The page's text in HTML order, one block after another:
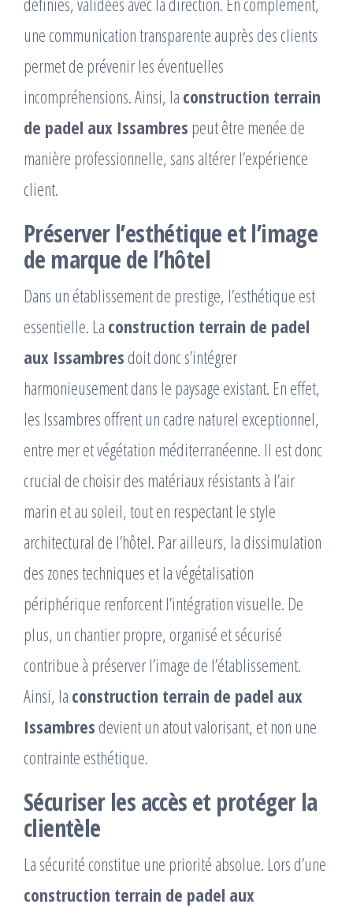
une communication transparente auprès des clients
permet de prévenir les éventuelles
incompréhensions. Ainsi, la construction terrain
de padel aux Issambres peut être menée de
manière professionnelle, sans altérer l’expérience
client.
Préserver l’esthétique et l’image
de marque de l’hôtel
Dans un établissement de prestige, l’esthétique est
essentielle. La construction terrain de padel
aux Issambres doit donc s’intégrer
harmonieusement dans le paysage existant. En effet,
les Issambres offrent un cadre naturel exceptionnel,
entre mer et végétation méditerranéenne. Il est donc
crucial de choisir des matériaux résistants à l’air
marin et au soleil, tout en respectant le style
architectural de l’hôtel. Par ailleurs, la dissimulation
des zones techniques et la végétalisation
périphérique renforcent l’intégration visuelle. De
plus, un chantier propre, organisé et sécurisé
contribue à préserver l’image de l’établissement.
Ainsi, la construction terrain de padel aux
Issambres devient un atout valorisant, et non une
contrainte esthétique.
Sécuriser les accès et protéger la
clientèle
La sécurité constitue une priorité absolue. Lors d’une
construction terrain de padel aux